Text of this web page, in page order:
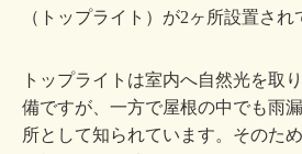
（トップライト）が2ヶ所設置され
トップライトは室内へ自然光を取
備ですが、一方で屋根の中でも雨
所として知られています。そのた